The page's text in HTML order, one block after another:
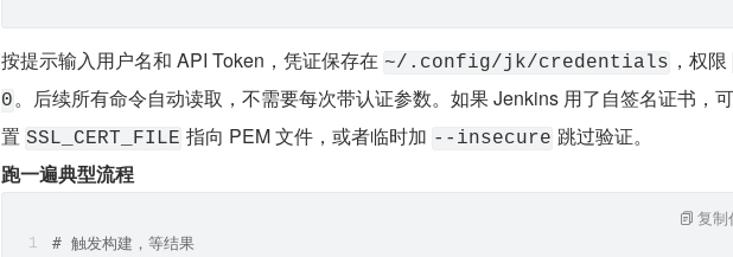
按提示输入用户名和 API Token，凭证保存在 ~/.config/jk/credentials ，权限
0。后续所有命令自动读取，不需要每次带认证参数。如果 Jenkins 用了自签名证书，
置 SSL_CERT_FILE 指向 PEM 文件，或者临时加 --insecure 跳过验证。
跑一遍典型流程
# 触发构建，等结果
复制